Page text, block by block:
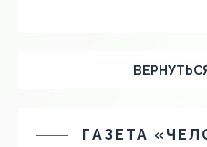
ГАЗЕТА